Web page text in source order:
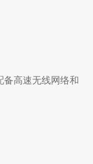
高速无线网络和